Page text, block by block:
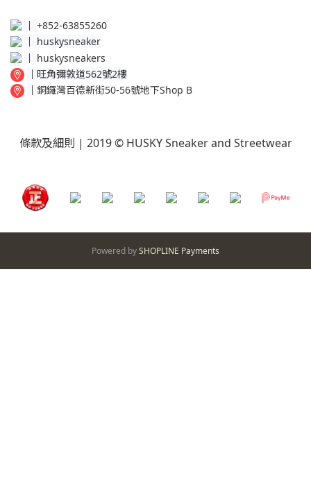
│ +852-63855260
huskysneaker
│ huskysneakers
│ 旺角彌敦道562號2樓
│ 銅鑼灣百德新街50-56號地下Shop B
條款及細則 | 2019 © HUSKY Sneaker and Streetwear
Powered bySHOPLINE Payments